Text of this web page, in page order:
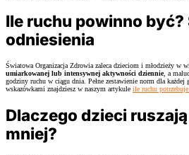
Ile ruchu powinno
odniesienia
Światowa Organizacja Zdrowia zaleca dzieciom i młodzieży w
umiarkowanej lub intensywnej aktywności dziennie, a
godziny ruchu w ciągu dnia. Pełne zestawienie norm dla
wskazówkami znajdziesz w naszym artykule ile ruchu
Dlaczego dzieci
mniej?